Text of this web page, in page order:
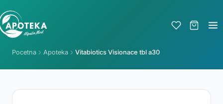
Pocetna Apoteka Vitabiotics Visionace tbl a30